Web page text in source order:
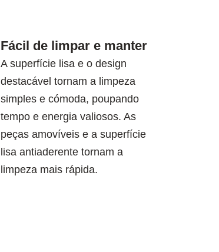
Fácil de limpar e manter
A superfície lisa e o design
destacável tornam a limpeza
simples e cómoda, poupando
tempo e energia valiosos. As
peças amovíveis e a superfície
lisa antiaderente tornam a
limpeza mais rápida.